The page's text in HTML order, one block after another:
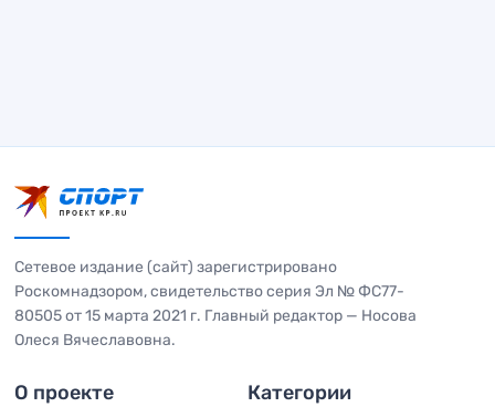
Сетевое издание (сайт) зарегистрировано
Роскомнадзором, свидетельство серия Эл № ФС77-
80505 от 15 марта 2021 г. Главный редактор — Носова
Олеся Вячеславовна.
О проекте Категории